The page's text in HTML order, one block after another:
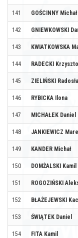
141 GOŚCINNY Michał
142 GNIEWKOWSKI
143 KWIATKOWSKA
144 RADECKI
145 ZIELIŃSKI
146 RYBICKA Ilona
147 MICHAŁEK Daniel
148 JANKIEWICZ
149 KANDER Michał
150 DOMŻALSKI Kamil
151 ROGOZIŃSKI
152 BŁAŻEJEWSKI
153 ŚWIĄTEK Daniel
154 FITA Kamil